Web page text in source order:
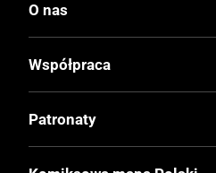
O nas
Współpraca
Patronaty